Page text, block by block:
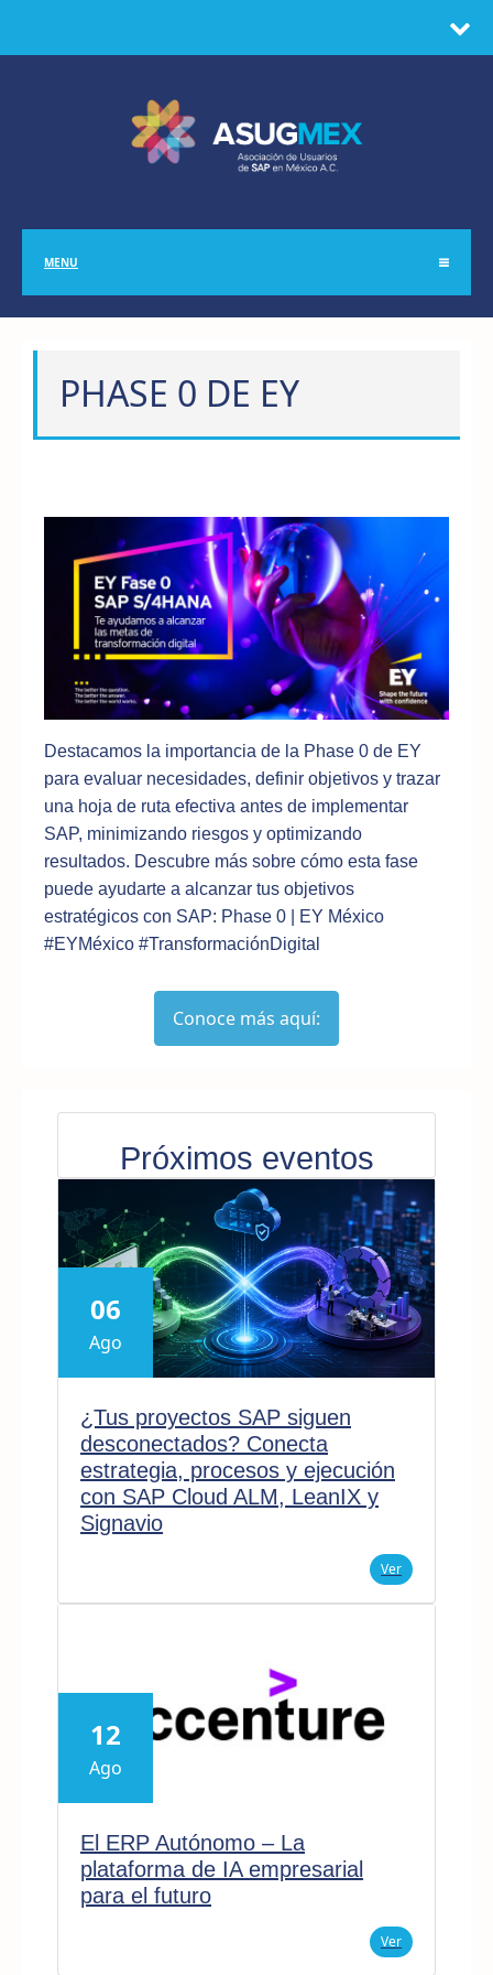
MENU
PHASE 0 DE EY
Destacamos la importancia de la Phase 0 de EY
para evaluar necesidades, definir objetivos y trazar
una hoja de ruta efectiva antes de implementar
SAP, minimizando riesgos y optimizando
resultados. Descubre más sobre cómo esta fase
puede ayudarte a alcanzar tus objetivos
estratégicos con SAP: Phase 0 | EY México
#EYMéxico #TransformaciónDigital
Conoce más aquí:
Próximos eventos
06
Ago
¿Tus proyectos SAP siguen
desconectados? Conecta
estrategia, procesos y ejecución
con SAP Cloud ALM, LeanIX y
Signavio
Ver
12
Ago
El ERP Autónomo – La
plataforma de IA empresarial
para el futuro
Ver